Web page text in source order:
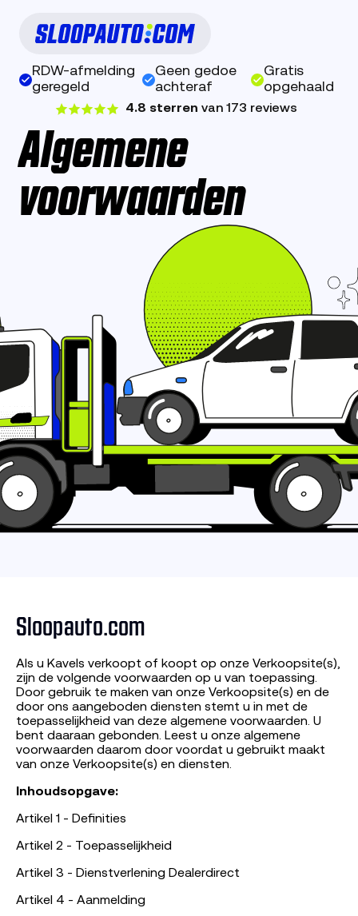
RDW-afmelding
geregeld
Geen gedoe
achteraf
Gratis
opgehaald
4.8 sterren van 173 reviews
Algemene
voorwaarden
Sloopauto.com
Als u Kavels verkoopt of koopt op onze Verkoopsite(s),
zijn de volgende voorwaarden op u van toepassing.
Door gebruik te maken van onze Verkoopsite(s) en de
door ons aangeboden diensten stemt u in met de
toepasselijkheid van deze algemene voorwaarden. U
bent daaraan gebonden. Leest u onze algemene
voorwaarden daarom door voordat u gebruikt maakt
van onze Verkoopsite(s) en diensten.
Inhoudsopgave:
Artikel 1 - Definities
Artikel 2 - Toepasselijkheid
Artikel 3 - Dienstverlening Dealerdirect
Artikel 4 - Aanmelding